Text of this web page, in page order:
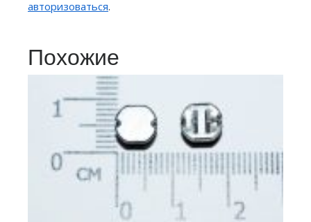
авторизоваться.
Похожие